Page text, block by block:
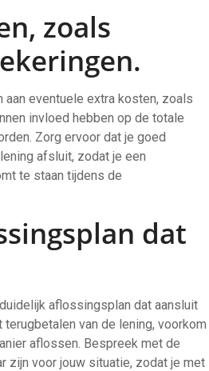
zoals
eventuele extra kosten, zoals
invloed hebben op de totale
Zorg ervoor dat je goed
afsluit, zodat je een
te staan tijdens de
dat
aflossingsplan dat aansluit
van de lening, voorkom
aflossen. Bespreek met de
zijn voor jouw situatie, zodat je met